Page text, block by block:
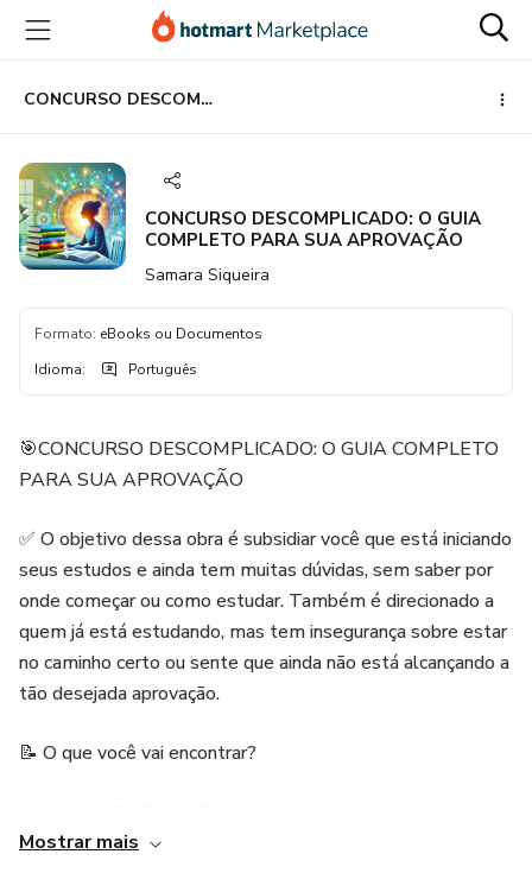
para
conteúdo
principal
para
pagamento
para
rodapé
CONCURSO DESCOMPLICADO: O GUIA COMPLETO PARA SUA APROVAÇÃO
CONCURSO DESCOMPLICADO: O GUIA
COMPLETO PARA SUA APROVAÇÃO
Samara Siqueira
Formato: eBooks ou Documentos
Idioma: Português
🎯CONCURSO DESCOMPLICADO: O GUIA COMPLETO
PARA SUA APROVAÇÃO
✅ O objetivo dessa obra é subsidiar você que está iniciando
seus estudos e ainda tem muitas dúvidas, sem saber por
onde começar ou como estudar. Também é direcionado a
quem já está estudando, mas tem insegurança sobre estar
no caminho certo ou sente que ainda não está alcançando a
tão desejada aprovação.
📝 O que você vai encontrar?
Jornada................................................6
Mostrar mais